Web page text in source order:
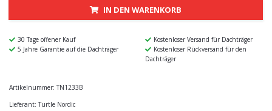
IN DEN WARENKORB
30 Tage offener Kauf
Kostenloser Versand für Dachträger
5 Jahre Garantie auf die Dachträger
Kostenloser Rückversand für den
Dachträger
Artikelnummer: TN1233B
Lieferant: Turtle Nordic